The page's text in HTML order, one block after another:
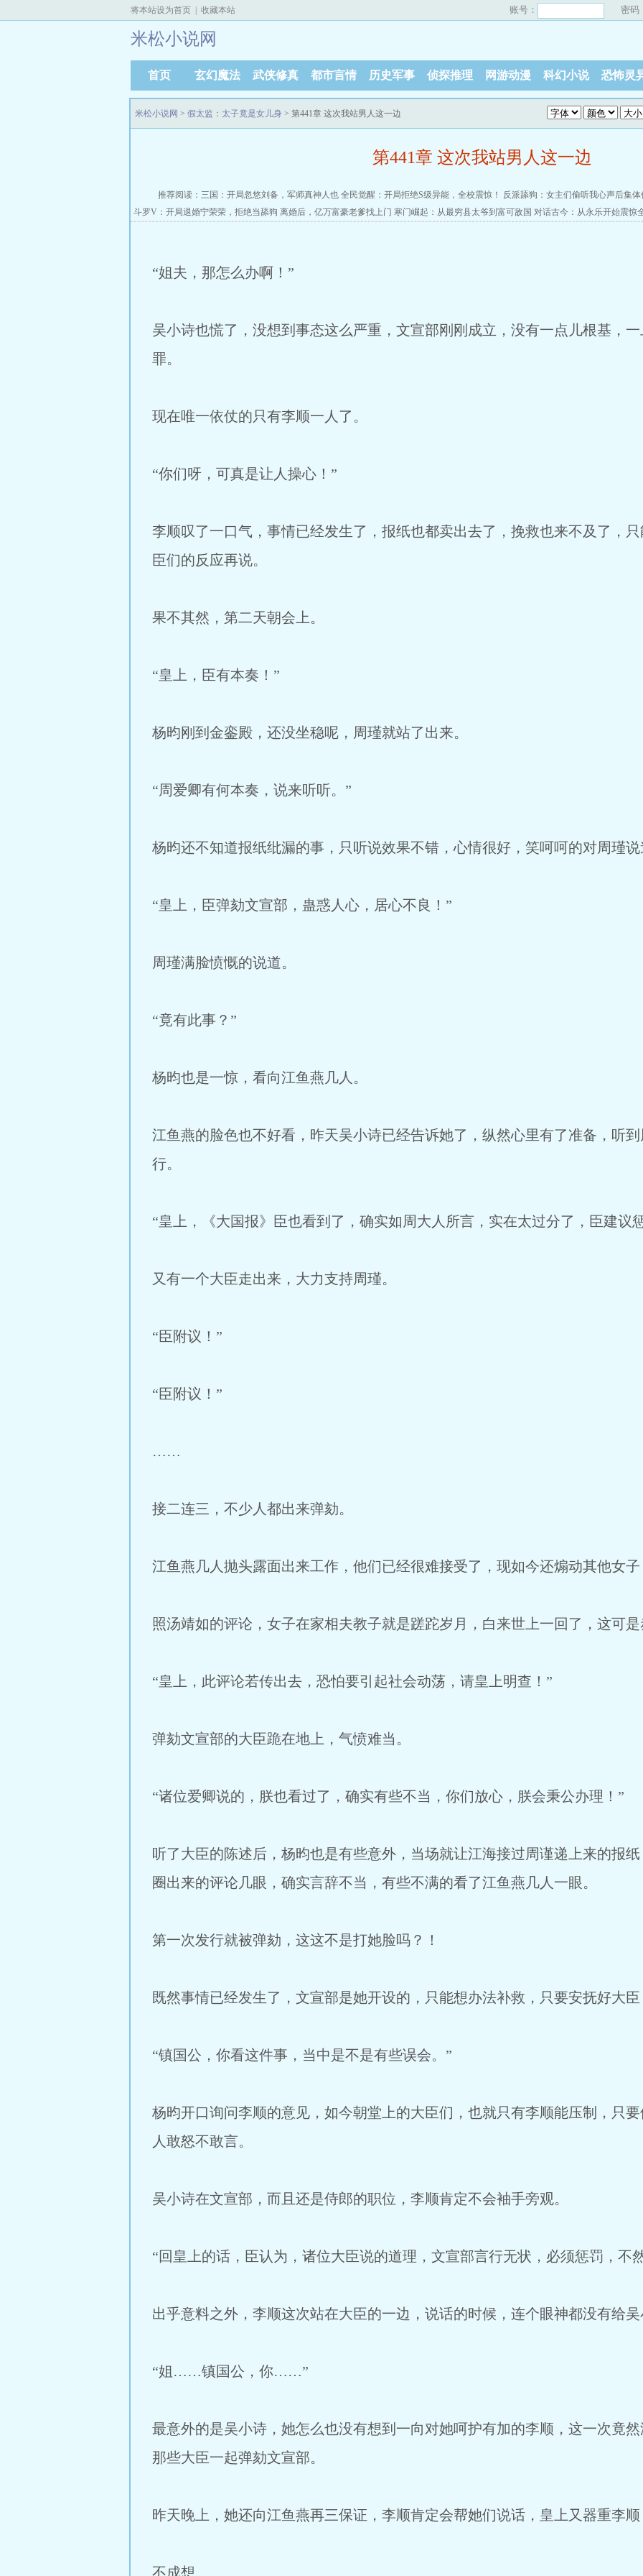
将本站设为首页 收藏本站 账号： 密码
米松小说网
首页 玄幻魔法 武侠修真 都市言情 历史军事 侦探推理 网游动漫 科幻小说 恐怖灵
米松小说网 > 假太监：太子竟是女儿身 > 第441章 这次我站男人这一边
第441章 这次我站男人这一边
推荐阅读： 三国：开局忽悠刘备，军师真神人也 全民觉醒：开局拒绝S级异能，全校震惊！
反派舔狗：女主们偷听我心声后集
斗罗V：开局退婚宁荣荣，拒绝当舔狗 离婚后，亿万富豪老爹找上门 寒门崛起：从最穷县太爷到富可敌国 对话古今：从永乐开始震惊
“姐夫，那怎么办啊！”
吴小诗也慌了，没想到事态这么严重，文宣部刚刚成立，没有一点儿根基，
罪。
现在唯一依仗的只有李顺一人了。
“你们呀，可真是让人操心！”
李顺叹了一口气，事情已经发生了，报纸也都卖出去了，挽救也来不及了，
臣们的反应再说。
果不其然，第二天朝会上。
“皇上，臣有本奏！”
杨昀刚到金銮殿，还没坐稳呢，周瑾就站了出来。
“周爱卿有何本奏，说来听听。”
杨昀还不知道报纸纰漏的事，只听说效果不错，心情很好，笑呵呵的对周瑾
“皇上，臣弹劾文宣部，蛊惑人心，居心不良！”
周瑾满脸愤慨的说道。
“竟有此事？”
杨昀也是一惊，看向江鱼燕几人。
江鱼燕的脸色也不好看，昨天吴小诗已经告诉她了，纵然心里有了准备，听
行。
“皇上，《大国报》臣也看到了，确实如周大人所言，实在太过分了，臣建议
又有一个大臣走出来，大力支持周瑾。
“臣附议！”
“臣附议！”
……
接二连三，不少人都出来弹劾。
江鱼燕几人抛头露面出来工作，他们已经很难接受了，现如今还煽动其他女
照汤靖如的评论，女子在家相夫教子就是蹉跎岁月，白来世上一回了，这可
“皇上，此评论若传出去，恐怕要引起社会动荡，请皇上明查！”
弹劾文宣部的大臣跪在地上，气愤难当。
“诸位爱卿说的，朕也看过了，确实有些不当，你们放心，朕会秉公办理！”
听了大臣的陈述后，杨昀也是有些意外，当场就让江海接过周谨递上来的报
圈出来的评论几眼，确实言辞不当，有些不满的看了江鱼燕几人一眼。
第一次发行就被弹劾，这这不是打她脸吗？！
既然事情已经发生了，文宣部是她开设的，只能想办法补救，只要安抚好大
“镇国公，你看这件事，当中是不是有些误会。”
杨昀开口询问李顺的意见，如今朝堂上的大臣们，也就只有李顺能压制，只
人敢怒不敢言。
吴小诗在文宣部，而且还是侍郎的职位，李顺肯定不会袖手旁观。
“回皇上的话，臣认为，诸位大臣说的道理，文宣部言行无状，必须惩罚，不
出乎意料之外，李顺这次站在大臣的一边，说话的时候，连个眼神都没有给
“姐……镇国公，你……”
最意外的是吴小诗，她怎么也没有想到一向对她呵护有加的李顺，这一次竟
那些大臣一起弹劾文宣部。
昨天晚上，她还向江鱼燕再三保证，李顺肯定会帮她们说话，皇上又器重李
不成想……